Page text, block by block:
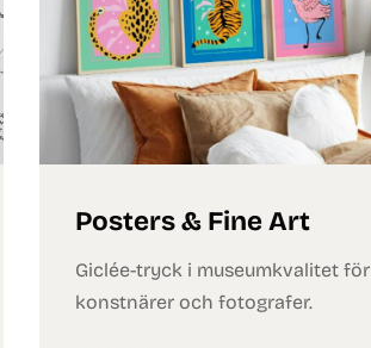
Posters & Fine Art
Giclée-tryck i museumkvalitet för
konstnärer och fotografer.